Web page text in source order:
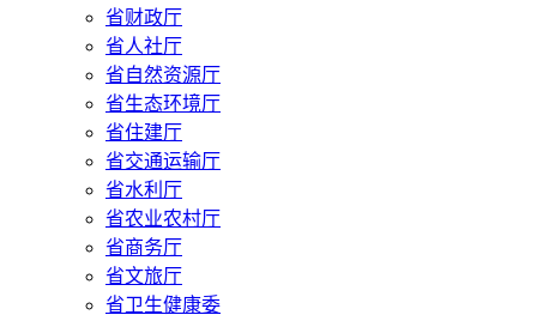
省财政厅
省人社厅
省自然资源厅
省生态环境厅
省住建厅
省交通运输厅
省水利厅
省农业农村厅
省商务厅
省文旅厅
省卫生健康委